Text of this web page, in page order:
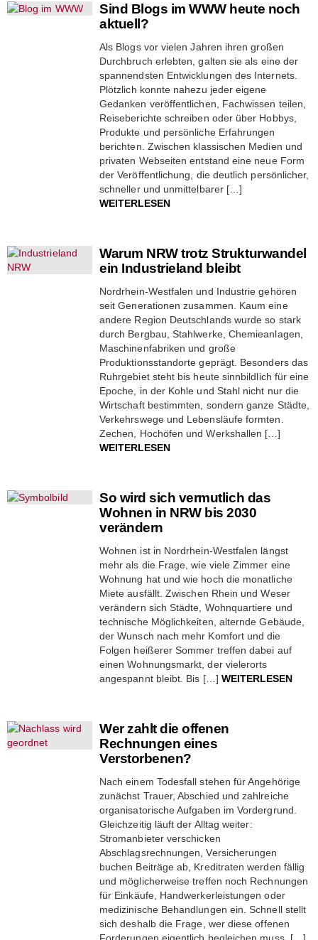
Sind Blogs im WWW heute noch
aktuell?
Als Blogs vor vielen Jahren ihren großen
Durchbruch erlebten, galten sie als eine der
spannendsten Entwicklungen des Internets.
Plötzlich konnte nahezu jeder eigene
Gedanken veröffentlichen, Fachwissen teilen,
Reiseberichte schreiben oder über Hobbys,
Produkte und persönliche Erfahrungen
berichten. Zwischen klassischen Medien und
privaten Webseiten entstand eine neue Form
der Veröffentlichung, die deutlich persönlicher,
schneller und unmittelbarer […]
WEITERLESEN
Warum NRW trotz Strukturwandel
ein Industrieland bleibt
Nordrhein-Westfalen und Industrie gehören
seit Generationen zusammen. Kaum eine
andere Region Deutschlands wurde so stark
durch Bergbau, Stahlwerke, Chemieanlagen,
Maschinenfabriken und große
Produktionsstandorte geprägt. Besonders das
Ruhrgebiet steht bis heute sinnbildlich für eine
Epoche, in der Kohle und Stahl nicht nur die
Wirtschaft bestimmten, sondern ganze Städte,
Verkehrswege und Lebensläufe formten.
Zechen, Hochöfen und Werkshallen […]
WEITERLESEN
So wird sich vermutlich das
Wohnen in NRW bis 2030
verändern
Wohnen ist in Nordrhein-Westfalen längst
mehr als die Frage, wie viele Zimmer eine
Wohnung hat und wie hoch die monatliche
Miete ausfällt. Zwischen Rhein und Weser
verändern sich Städte, Wohnquartiere und
technische Möglichkeiten, alternde Gebäude,
der Wunsch nach mehr Komfort und die
Folgen heißerer Sommer treffen dabei auf
einen Wohnungsmarkt, der vielerorts
angespannt bleibt. Bis […] WEITERLESEN
Wer zahlt die offenen
Rechnungen eines
Verstorbenen?
Nach einem Todesfall stehen für Angehörige
zunächst Trauer, Abschied und zahlreiche
organisatorische Aufgaben im Vordergrund.
Gleichzeitig läuft der Alltag weiter:
Stromanbieter verschicken
Abschlagsrechnungen, Versicherungen
buchen Beiträge ab, Kreditraten werden fällig
und möglicherweise treffen noch Rechnungen
für Einkäufe, Handwerkerleistungen oder
medizinische Behandlungen ein. Schnell stellt
sich deshalb die Frage, wer diese offenen
Forderungen eigentlich begleichen muss. […]